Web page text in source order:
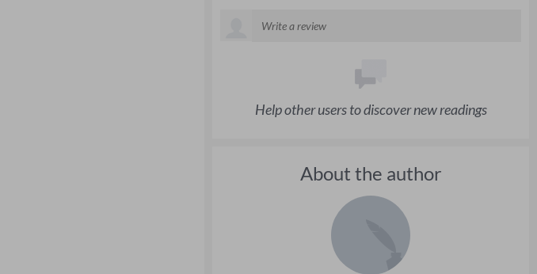
Help other users to discover new readings
About the author